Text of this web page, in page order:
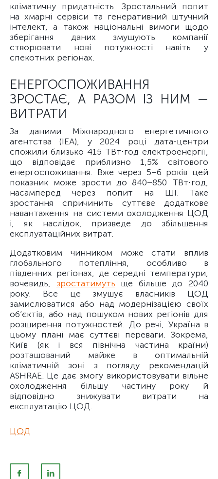
кліматичну придатність. Зростальний попит
на хмарні сервіси та генеративний штучний
інтелект, а також національні вимоги щодо
зберігання даних змушують компанії
створювати нові потужності навіть у
спекотних регіонах.
ЕНЕРГОСПОЖИВАННЯ
ЗРОСТАЄ, А РАЗОМ ІЗ НИМ —
ВИТРАТИ
За даними Міжнародного енергетичного
агентства (IEA), у 2024 році дата-центри
спожили близько 415 ТВт⋅год електроенергії,
що відповідає приблизно 1,5% світового
енергоспоживання. Вже через 5–6 років цей
показник може зрости до 840–850 ТВт⋅год,
насамперед через попит на ШІ. Таке
зростання спричинить суттєве додаткове
навантаження на системи охолодження ЦОД
і, як наслідок, призведе до збільшення
експлуатаційних витрат.
Додатковим чинником може стати вплив
глобального потепління, особливо в
південних регіонах, де середні температури,
вочевидь, зростатимуть ще більше до 2040
року. Все це змушує власників ЦОД
замислюватися або над модернізацією своїх
об’єктів, або над пошуком нових регіонів для
розширення потужностей. До речі, Україна в
цьому плані має суттєві переваги. Зокрема,
Київ (як і вся північна частина країни)
розташований майже в оптимальній
кліматичній зоні з погляду рекомендацій
ASHRAE. Це дає змогу використовувати вільне
охолодження більшу частину року й
відповідно знижувати витрати на
експлуатацію ЦОД.
ЦОД